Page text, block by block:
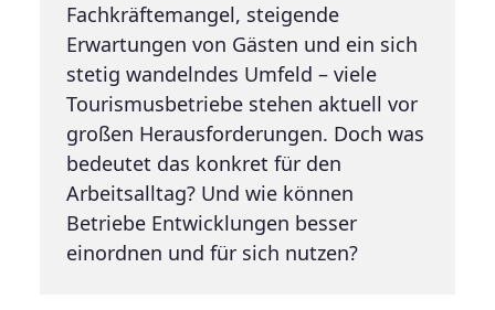
Fachkräftemangel, steigende
Erwartungen von Gästen und ein sich
stetig wandelndes Umfeld – viele
Tourismusbetriebe stehen aktuell vor
großen Herausforderungen. Doch was
bedeutet das konkret für den
Arbeitsalltag? Und wie können
Betriebe Entwicklungen besser
einordnen und für sich nutzen?